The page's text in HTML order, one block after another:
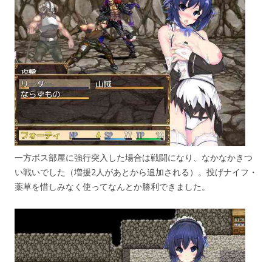
一方ボス部屋に強行突入した場合は戦闘になり、なかなかきつ
い戦いでした（増援2人があとから追加される）。投げナイフ・
薬草を惜しみなく使ってなんとか勝利できました。